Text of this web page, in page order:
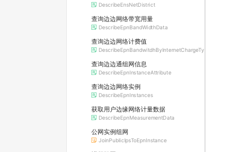
DescribeEnsNetDistrict
查询边边网络带宽用量
DescribeEpnBandWidthData
查询边边网络计费值
DescribeEpnBandwitdhByInternetChargeType
查询边边通组网信息
DescribeEpnInstanceAttribute
查询边边网络实例
DescribeEpnInstances
获取用户边缘网络计量数据
DescribeEpnMeasurementData
公网实例组网
JoinPublicIpsToEpnInstance